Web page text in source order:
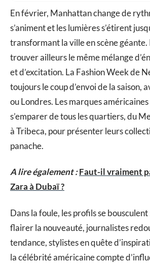
En février, Manhattan change de
s’animent et les lumières s’étirent
transformant la ville en scène géante.
trouver ailleurs le même mélange
et d’excitation. La Fashion Week de
toujours le coup d’envoi de la saison,
ou Londres. Les marques américaines
s’emparer de tous les quartiers, du
à Tribeca, pour présenter leurs
panache.
A lire également :Faut-il vraiment
Zara à Dubaï ?
Dans la foule, les profils se
flairer la nouveauté, journalistes
tendance, stylistes en quête
la célébrité américaine compte